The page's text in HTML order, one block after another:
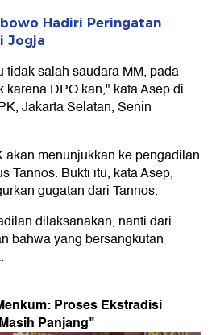
Hadiri Peringatan
Jogja
salah saudara MM, pada
DPO kan," kata Asep di
Jakarta Selatan, Senin
menunjukkan ke pengadilan
Tannos. Bukti itu, kata Asep,
gugatan dari Tannos.
dilaksanakan, nanti dari
bahwa yang bersangkutan
Proses Ekstradisi
Panjang"